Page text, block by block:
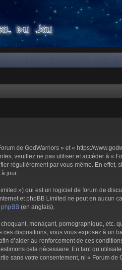
de GodWarriors » et « https://
veuillez ne pas utiliser et accéder à «
régulièrement par vous-même. En
jour.
») qui est un logiciel de forum de
et phpBB Limited ne peut en aucun
phpBB (en anglais).
menaçant, pornographique,
dispositions, vous vous exposez à un
d’aider au renforcement de ces
cela nécessaire. En tant
sans votre consentement, ni « Forum